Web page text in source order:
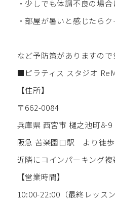
・少しでも体調不良の場
・部屋が暑いと感じたら
など予防策がありますので
■ピラティス スタジオ
【住所】
〒662-0084
兵庫県 西宮市 樋之池町8-
阪急 苦楽園口駅 より徒
近隣にコインパーキング複
【営業時間】
10:00-22:00（最終レッス